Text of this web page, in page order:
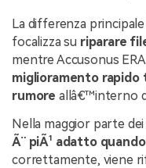
La differenza principale
focalizza su riparare
mentre Accusonus
miglioramento rapido
rumore allâ€™interno
Nella maggior parte dei
Ã¨ piÃ¹ adatto quando
correttamente, viene